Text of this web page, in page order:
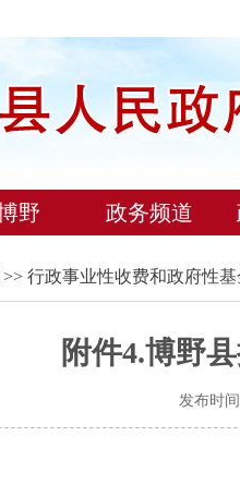
野 政务频道
>> 行政事业性收费和政府性
附件4.博野
发布时